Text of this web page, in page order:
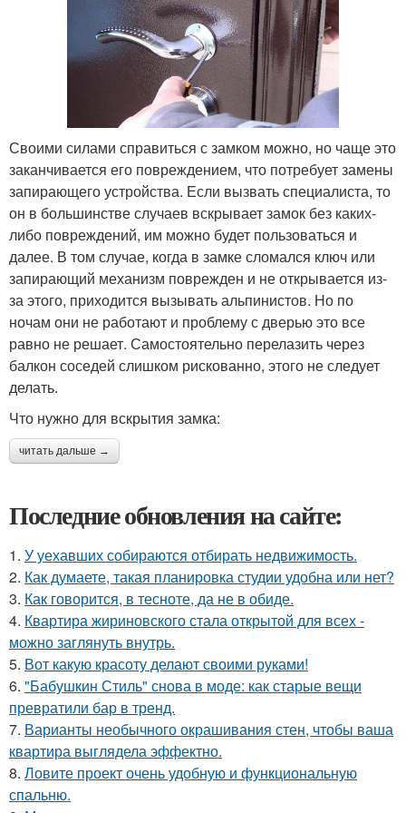
Своими силами справиться с замком можно, но чаще это
заканчивается его повреждением, что потребует замены
запирающего устройства. Если вызвать специалиста, то
он в большинстве случаев вскрывает замок без каких-
либо повреждений, им можно будет пользоваться и
далее. В том случае, когда в замке сломался ключ или
запирающий механизм поврежден и не открывается из-
за этого, приходится вызывать альпинистов. Но по
ночам они не работают и проблему с дверью это все
равно не решает. Самостоятельно перелазить через
балкон соседей слишком рискованно, этого не следует
делать.
Что нужно для вскрытия замка:
читать дальше →
Последние обновления на сайте:
1. У уехавших собираются отбирать недвижимость.
2. Как думаете, такая планировка студии удобна или нет?
3. Как говорится, в тесноте, да не в обиде.
4. Квартира жириновского стала открытой для всех -
можно заглянуть внутрь.
5. Вот какую красоту делают своими руками!
6. "Бабушкин Стиль" снова в моде: как старые вещи
превратили бар в тренд.
7. Варианты необычного окрашивания стен, чтобы ваша
квартира выглядела эффектно.
8. Ловите проект очень удобную и функциональную
спальню.